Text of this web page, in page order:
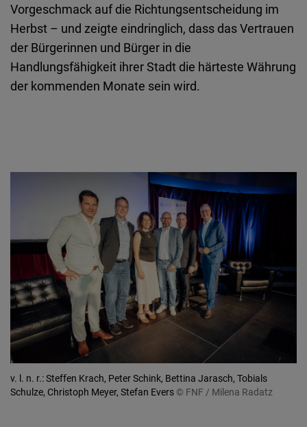
Vorgeschmack auf die Richtungsentscheidung im
Herbst – und zeigte eindringlich, dass das Vertrauen
der Bürgerinnen und Bürger in die
Handlungsfähigkeit ihrer Stadt die härteste Währung
der kommenden Monate sein wird.
v. l. n. r.: Steffen Krach, Peter Schink, Bettina Jarasch, Tobials
Schulze, Christoph Meyer, Stefan Evers © FNF / Milena Radatz